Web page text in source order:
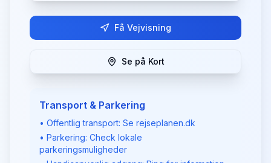
Få Vejvisning
Se på Kort
Transport & Parkering
• Offentlig transport: Se rejseplanen.dk
• Parkering: Check lokale
parkeringsmuligheder